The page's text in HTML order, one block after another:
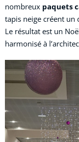
nombreux paquets
tapis neige créent
Le résultat est un
harmonisé à